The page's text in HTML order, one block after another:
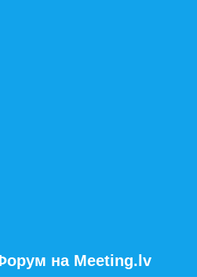
на Meeting.lv